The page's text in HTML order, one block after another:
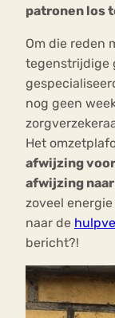
patronen los
Om die reden
tegenstrijdige
nog geen
Het
afwijzing
afwijzing
zoveel
naar de
bericht?!